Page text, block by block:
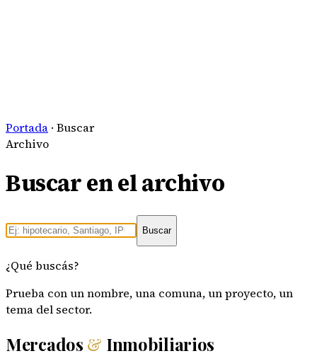
Portada · Buscar
Archivo
Buscar en el archivo
Buscar
¿Qué buscás?
Prueba con un nombre, una comuna, un proyecto, un
tema del sector.
Mercados & Inmobiliarios